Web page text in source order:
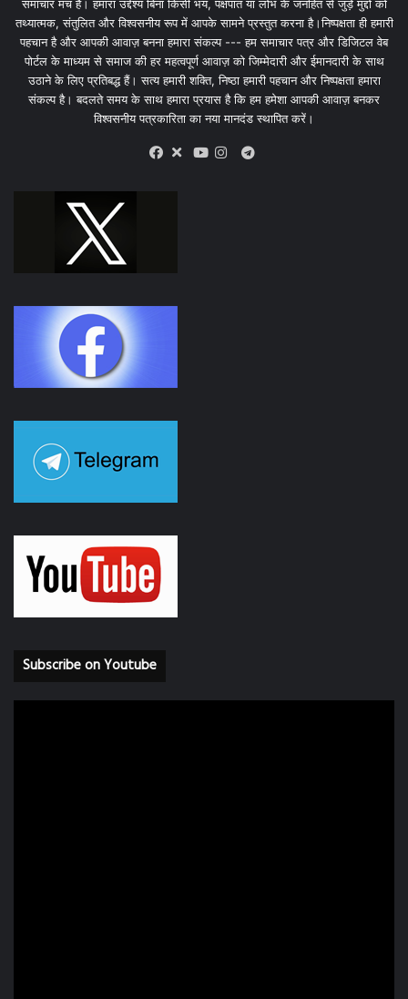
समाचार मंच है। हमारा उद्देश्य बिना किसी भय, पक्षपात या लोभ के जनहित से जुड़े मुद्दों को
तथ्यात्मक, संतुलित और विश्वसनीय रूप में आपके सामने प्रस्तुत करना है।निष्पक्षता ही हमारी
पहचान है और आपकी आवाज़ बनना हमारा संकल्प --- हम समाचार पत्र और डिजिटल वेब
पोर्टल के माध्यम से समाज की हर महत्वपूर्ण आवाज़ को जिम्मेदारी और ईमानदारी के साथ
उठाने के लिए प्रतिबद्ध हैं। सत्य हमारी शक्ति, निष्ठा हमारी पहचान और निष्पक्षता हमारा
संकल्प है। बदलते समय के साथ हमारा प्रयास है कि हम हमेशा आपकी आवाज़ बनकर
विश्वसनीय पत्रकारिता का नया मानदंड स्थापित करें।
X
Telegram
Subscribe on Youtube